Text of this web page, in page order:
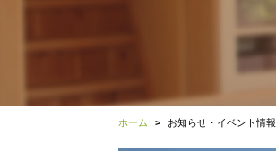
ホーム お知らせ・イベント情報